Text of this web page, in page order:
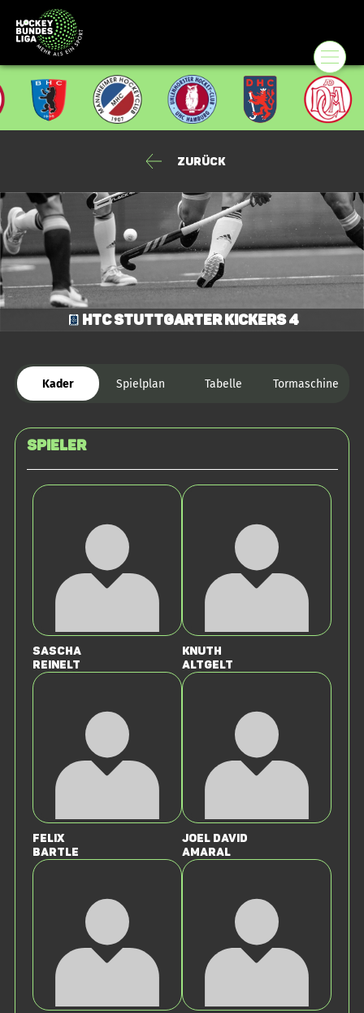
Zurück
HTC Stuttgarter Kickers 4
Kader Spielplan Tabelle Tormaschine
Spieler
Sascha
Reinelt
Knuth
Altgelt
Felix
Bartle
Joel David
Amaral